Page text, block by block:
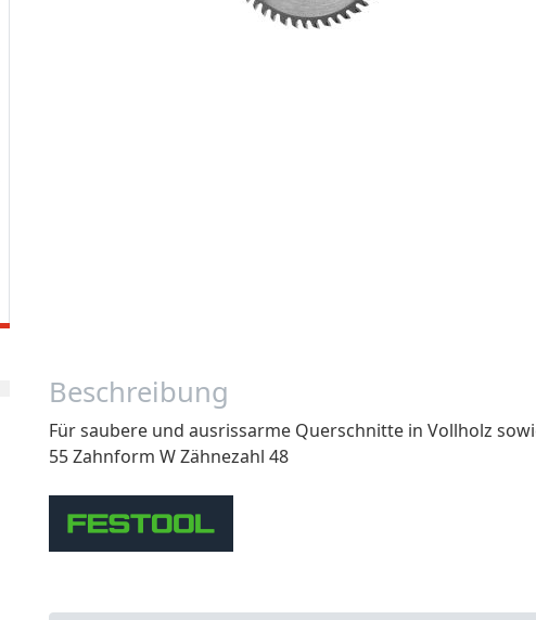
Beschreibung
Für saubere und ausrissarme Querschnitte in Vollholz
55 Zahnform W Zähnezahl 48